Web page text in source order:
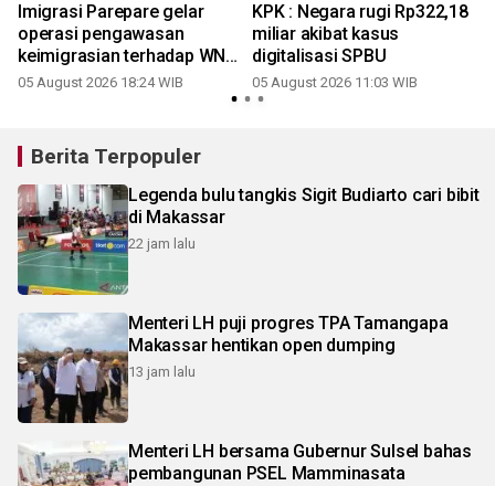
Imigrasi Parepare gelar
operasi pengawasan
keimigrasian terhadap WNA
di Wajo
05 August 2026 18:24 WIB
KPK : Negara rugi Rp322,18
miliar akibat kasus
digitalisasi SPBU
05 August 2026 11:03 WIB
Berita Terpopuler
Legenda bulu tangkis Sigit Budiarto cari bibit
di Makassar
22 jam lalu
Menteri LH puji progres TPA Tamangapa
Makassar hentikan open dumping
13 jam lalu
Menteri LH bersama Gubernur Sulsel bahas
pembangunan PSEL Mamminasata